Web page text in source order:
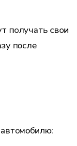
получать свои
после